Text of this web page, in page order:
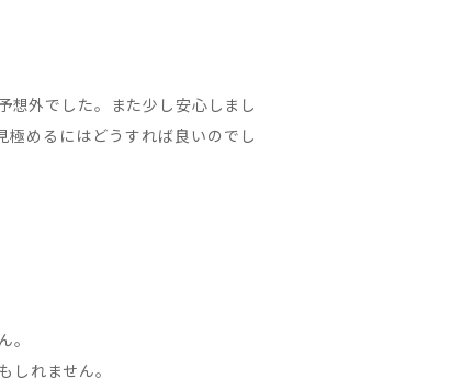
想外でした。また少し安心しまし
めるにはどうすれば良いのでし
。
れません。